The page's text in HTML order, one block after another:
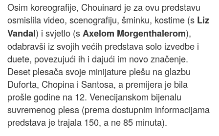
Osim koreografije, Chouinard je za ovu predstavu
osmislila video, scenografiju, šminku, kostime (s Liz
Vandal) i svjetlo (sAxelom Morgenthalerom),
odabravši iz svojih većih predstava solo izvedbe i
duete, povezujući ih i dajući im novo značenje.
Deset plesača svoje minijature plešu na glazbu
Duforta, Chopina i Santosa, a premijera je bila
prošle godine na 12. Venecijanskom bijenalu
suvremenog plesa (prema dostupnim informacijama
predstava je trajala 150, a ne 85 minuta).